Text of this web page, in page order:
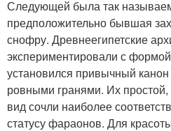
Следующей была так
предположительно бывшая
снофру. Древнеегипетские
экспериментировали с
установился привычный
ровными гранями. Их
вид сочли наиболее
статусу фараонов. Для